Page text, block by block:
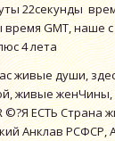
22секунды
время GMT, наше
4 лета
живые души,
живые женЧины,
©?Я ЕСТЬ Страна
Анклав РСФСР,